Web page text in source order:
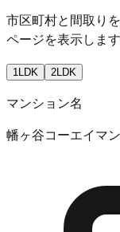
市区町村と間取り
ページを表示します
1LDK 2LDK
マンション名
幡ヶ谷コーエイマ